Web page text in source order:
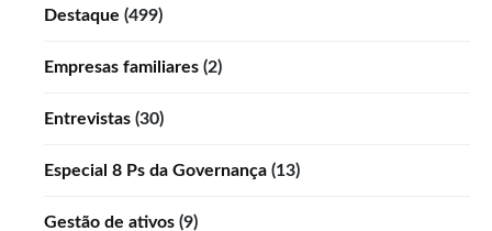
Destaque (499)
Empresas familiares (2)
Entrevistas (30)
Especial 8 Ps da Governança (13)
Gestão de ativos (9)